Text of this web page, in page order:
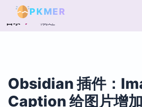
PKMER
目录 概述
Obsidian 插件：
Caption 给图片增